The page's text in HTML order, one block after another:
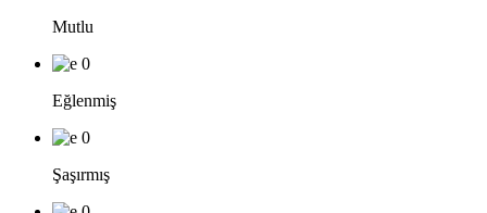
Mutlu
0
Eğlenmiş
0
Şaşırmış